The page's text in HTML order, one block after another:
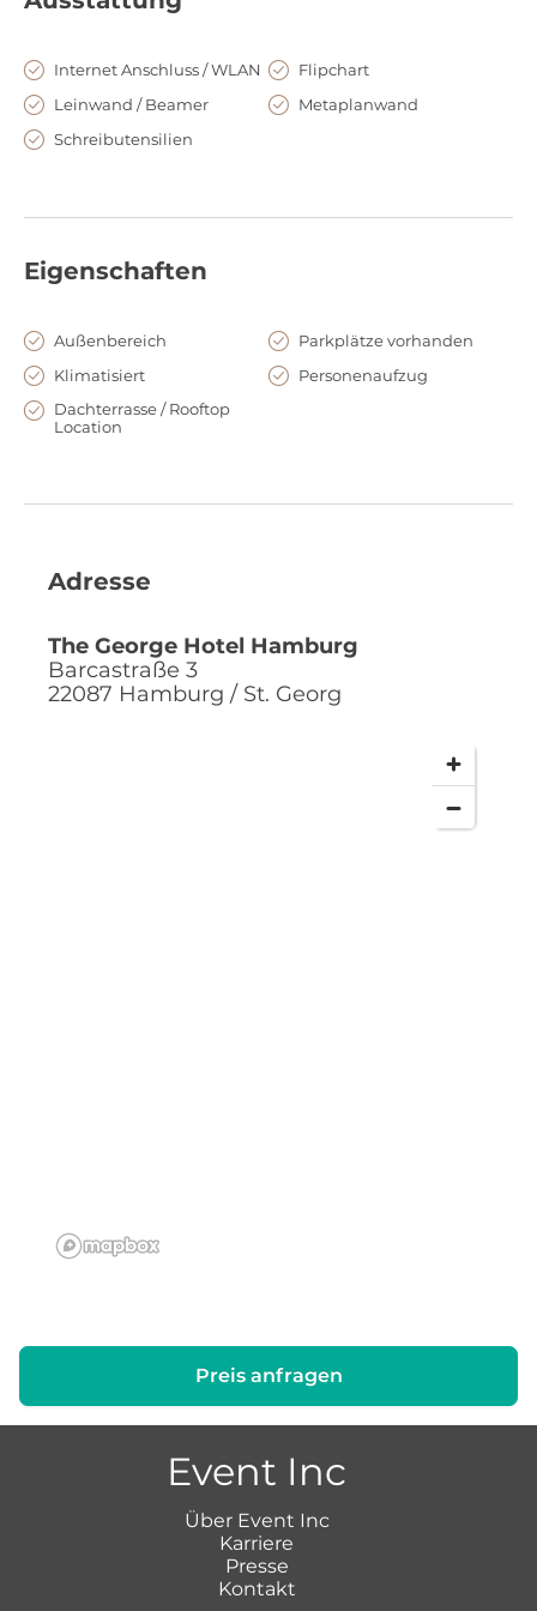
Hamburg? Dann schauen Sie auch im
Internet Anschluss / WLAN
Flipchart
Leinwand / Beamer
Metaplanwand
Schreibutensilien
Eigenschaften
Außenbereich
Parkplätze vorhanden
Klimatisiert
Personenaufzug
Dachterrasse / Rooftop
Location
Adresse
The George Hotel Hamburg
Barcastraße 3
22087 Hamburg / St. Georg
Preis anfragen
Event Inc
Über Event Inc
Karriere
Presse
Kontakt